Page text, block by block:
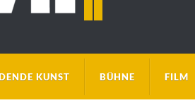
KUNST BÜHNE FILM